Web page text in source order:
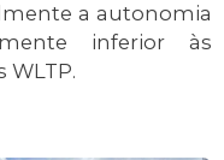
a autonomia
inferior às
WLTP.